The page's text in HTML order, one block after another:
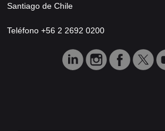
Santiago de Chile
Teléfono +56 2 2692 0200